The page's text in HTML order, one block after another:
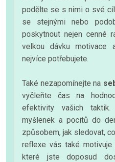
podělte se s nimi o své
se stejnými nebo
poskytnout nejen cenné
velkou dávku motivace
nejvíce potřebujete.
Také nezapomínejte na
vyčleňte čas na
efektivity vašich
myšlenek a pocitů do
způsobem, jak sledovat,
reflexe vás také
které jste doposud